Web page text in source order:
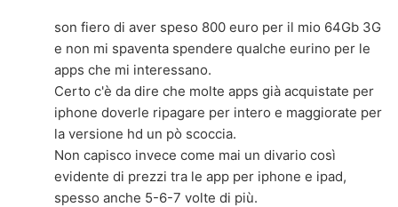
son fiero di aver speso 800 euro per il mio 64Gb 3G
e non mi spaventa spendere qualche eurino per le
apps che mi interessano.
Certo c'è da dire che molte apps già acquistate per
iphone doverle ripagare per intero e maggiorate per
la versione hd un pò scoccia.
Non capisco invece come mai un divario così
evidente di prezzi tra le app per iphone e ipad,
spesso anche 5-6-7 volte di più.